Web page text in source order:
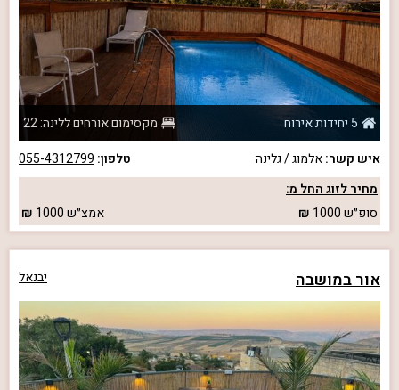
5 יחידות אירוח
מקסימום אורחים ללינה: 22
איש קשר:אלמוג / גלינה טלפון: 055-4312799
מחיר לזוג החל מ:
סופ״ש1000 אמצ״ש1000
אור במושבה יבנאל